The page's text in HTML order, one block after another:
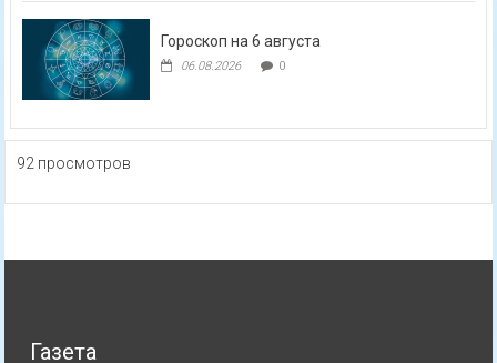
Гороскоп на 6 августа
06.08.2026 0
92 просмотров
Газета